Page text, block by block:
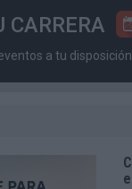
CARRERA
a tu disposición